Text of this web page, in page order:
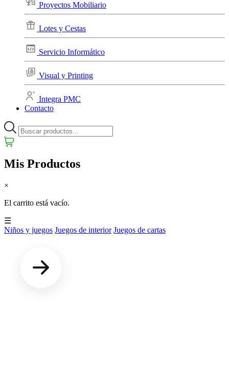
Proyectos Mobiliario
Lotes y Cestas
Servicio Informático
Visual y Printing
Integra PMC
Contacto
Mis Productos
×
El carrito está vacío.
☰
Niños y juegos Juegos de interior Juegos de cartas